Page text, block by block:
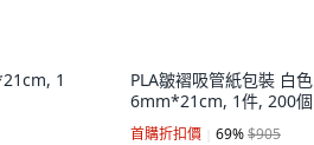
1
PLA皺褶吸管紙包裝 白色
6mm*21cm, 1件, 200個
首購折扣價 69%$905